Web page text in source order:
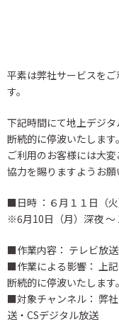
平素は弊社サービスを
す。
下記時間にて地上デジ
断続的に停波いたします。
ご利用のお客様には大
協力を賜りますようお願
■日時 ：６月１１日（火
※6月10日（月）深夜 ～
■作業内容： テレビ放
■作業による影響： 上
断続的に停波いたします。
■対象チャンネル： 弊
送・CSデジタル放送